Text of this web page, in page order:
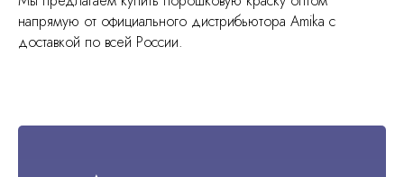
напрямую от официального дистрибьютора Amika с
доставкой по всей России.